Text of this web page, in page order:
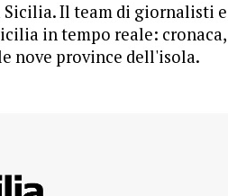
Sicilia. Il team di giornalisti
in tempo reale:
nove province dell'isola.